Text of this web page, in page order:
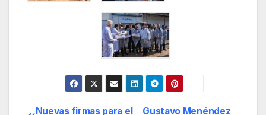
Gustavo Menéndez
Nuevas firmas para el